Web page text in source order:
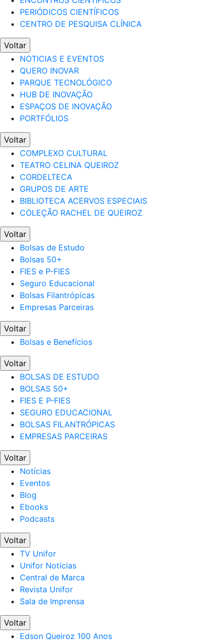
PERIÓDICOS CIENTÍFICOS
CENTRO DE PESQUISA CLÍNICA
Voltar
NOTICIAS E EVENTOS
QUERO INOVAR
PARQUE TECNOLÓGICO
HUB DE INOVAÇÃO
ESPAÇOS DE INOVAÇÃO
PORTFÓLIOS
Voltar
COMPLEXO CULTURAL
TEATRO CELINA QUEIROZ
CORDELTECA
GRUPOS DE ARTE
BIBLIOTECA ACERVOS ESPECIAIS
COLEÇÃO RACHEL DE QUEIROZ
Voltar
Bolsas de Estudo
Bolsas 50+
FIES e P-FIES
Seguro Educacional
Bolsas Filantrópicas
Empresas Parceiras
Voltar
Bolsas e Benefícios
Voltar
BOLSAS DE ESTUDO
BOLSAS 50+
FIES E P-FIES
SEGURO EDUCACIONAL
BOLSAS FILANTRÓPICAS
EMPRESAS PARCEIRAS
Voltar
Notícias
Eventos
Blog
Ebooks
Podcasts
Voltar
TV Unifor
Unifor Notícias
Central de Marca
Revista Unifor
Sala de Imprensa
Voltar
Edson Queiroz 100 Anos